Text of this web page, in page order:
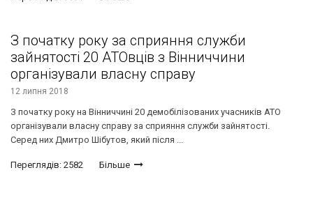
З початку року за сприяння служби
зайнятості 20 АТОвців з Вінниччини
організували власну справу
12 липня 2018
З початку року на Вінниччині 20 демобілізованих учасників АТО
організували власну справу за сприяння служби зайнятості.
Серед них Дмитро Шібутов, який після ...
Переглядів: 2582 Більше